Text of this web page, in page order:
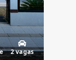
2 vagas